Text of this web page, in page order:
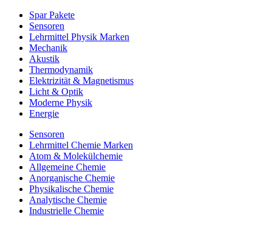
Spar Pakete
Sensoren
Lehrmittel Physik Marken
Mechanik
Akustik
Thermodynamik
Elektrizität & Magnetismus
Licht & Optik
Moderne Physik
Energie
Sensoren
Lehrmittel Chemie Marken
Atom & Molekülchemie
Allgemeine Chemie
Anorganische Chemie
Physikalische Chemie
Analytische Chemie
Industrielle Chemie